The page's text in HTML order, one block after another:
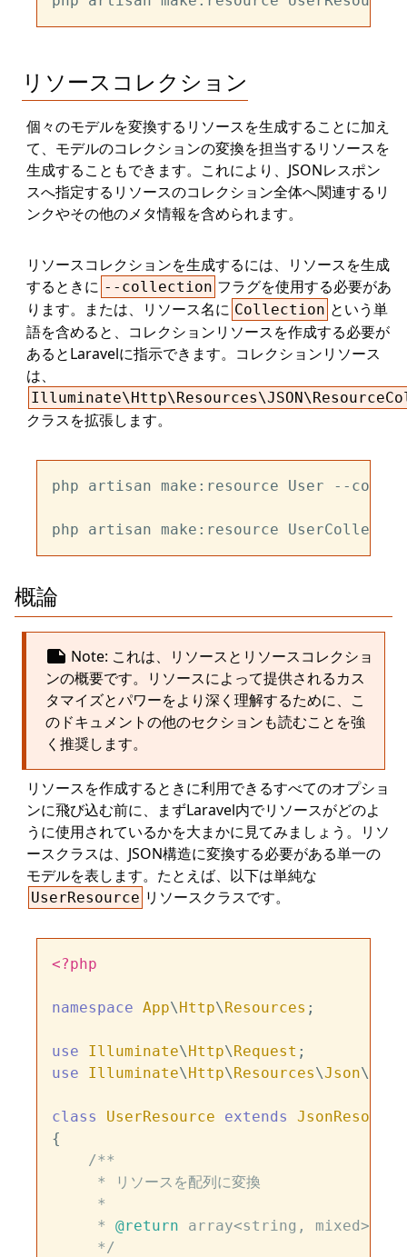
リソースコレクション
個々のモデルを変換するリソースを生成することに加え
て、モデルのコレクションの変換を担当するリソースを
生成することもできます。これにより、JSONレスポン
スへ指定するリソースのコレクション全体へ関連するリ
ンクやその他のメタ情報を含められます。
リソースコレクションを生成するには、リソースを生成
するときに --collection フラグを使用する必要があ
ります。または、リソース名に Collection という単
語を含めると、コレクションリソースを作成する必要が
あるとLaravelに指示できます。コレクションリソース
は、
クラスを拡張します。
php artisan make:resource User --
概論
note Note: これは、リソースとリソースコレクショ
ンの概要です。リソースによって提供されるカス
タマイズとパワーをより深く理解するために、こ
のドキュメントの他のセクションも読むことを強
く推奨します。
リソースを作成するときに利用できるすべてのオプショ
ンに飛び込む前に、まずLaravel内でリソースがどのよ
うに使用されているかを大まかに見てみましょう。リソ
ースクラスは、JSON構造に変換する必要がある単一の
モデルを表します。たとえば、以下は単純な
UserResource リソースクラスです。
<?php
namespace App\Http\Resources ;
use Illuminate\Http\Request
use
Illuminate\Http\Resources\Json\
class UserResource extends
JsonResource
{
/**
     * リソースを配列に変換
     *
     *
@return array<string, mixed>
     */